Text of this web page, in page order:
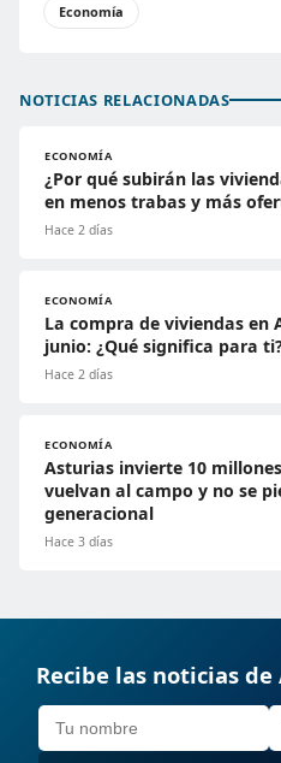
Economía
NOTICIAS RELACIONADAS
ECONOMÍA
¿Por qué subirán las
en menos trabas y más
Hace 2 días
ECONOMÍA
La compra de viviendas en
junio: ¿Qué significa para
Hace 2 días
ECONOMÍA
Asturias invierte 10
vuelvan al campo y no se
generacional
Hace 3 días
Recibe las noticias